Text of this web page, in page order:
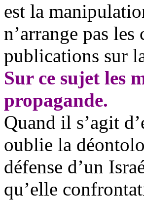
est la
n’arrange pas
publications sur
Sur ce sujet les
propagande.
Quand il s’agit
oublie la
défense d’un
qu’elle